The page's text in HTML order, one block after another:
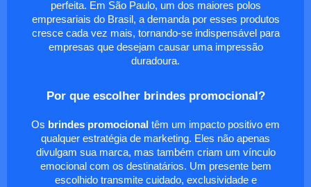
perfeita. Em São Paulo, um dos maiores polos
empresariais do Brasil, a demanda por esses produtos
cresce cada vez mais, tornando-se indispensável para
empresas que desejam causar uma impressão
duradoura.
Por que escolher brindes promocional?
Os brindes promocional têm um impacto positivo em
qualquer estratégia de marketing. Eles não apenas
divulgam sua marca, mas também criam um vínculo
emocional com os destinatários. Um presente bem
escolhido transmite cuidado, exclusividade e